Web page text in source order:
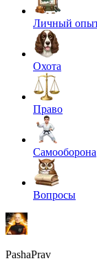
Личный
Охота
Право
Самооборона
Вопросы
PashaPrav